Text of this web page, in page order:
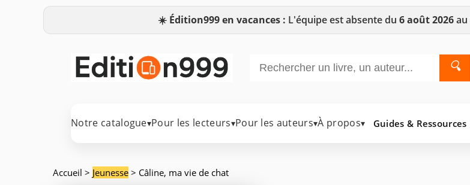
☀️ Édition999 en vacances : L'équipe est absente du 6 août 2026au
🔍
Notre catalogue▾Pour les lecteurs▾Pour les auteurs▾À propos▾ Guides & Ressources
Accueil > Jeunesse > Câline, ma vie de chat